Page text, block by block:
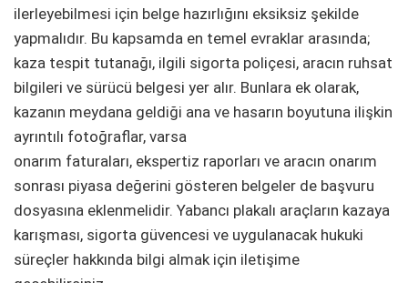
ilerleyebilmesi için belge hazırlığını eksiksiz şekilde
yapmalıdır. Bu kapsamda en temel evraklar arasında;
kaza tespit tutanağı, ilgili sigorta poliçesi, aracın ruhsat
bilgileri ve sürücü belgesi yer alır. Bunlara ek olarak,
kazanın meydana geldiği ana ve hasarın boyutuna ilişkin
ayrıntılı fotoğraflar, varsa
onarım faturaları, ekspertiz raporları ve aracın onarım
sonrası piyasa değerini gösteren belgeler de başvuru
dosyasına eklenmelidir. Yabancı plakalı araçların kazaya
karışması, sigorta güvencesi ve uygulanacak hukuki
süreçler hakkında bilgi almak için iletişime